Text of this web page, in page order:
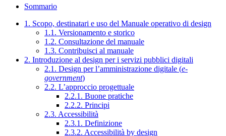
Sommario
1. Scopo, destinatari e uso del Manuale operativo di design
1.1. Versionamento e storico
1.2. Consultazione del manuale
1.3. Contribuisci al manuale
2. Introduzione al design per i servizi pubblici digitali
2.1. Design per l’amministrazione digitale (e-
government)
2.2. L’approccio progettuale
2.2.1. Buone pratiche
2.2.2. Principi
2.3. Accessibilità
2.3.1. Definizione
2.3.2. Accessibilità by design